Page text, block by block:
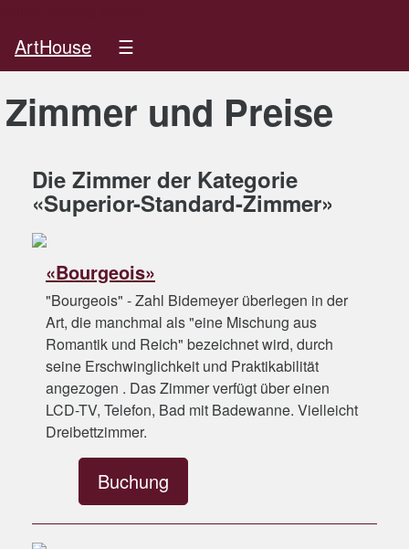
☰
ArtHouse
Zimmer und Preise
Die Zimmer der Kategorie
«Superior-Standard-Zimmer»
«Bourgeois»
"Bourgeois" - Zahl Bidemeyer überlegen in der
Art, die manchmal als "eine Mischung aus
Romantik und Reich" bezeichnet wird, durch
seine Erschwinglichkeit und Praktikabilität
angezogen . Das Zimmer verfügt über einen
LCD-TV, Telefon, Bad mit Badewanne. Vielleicht
Dreibettzimmer.
Buchung